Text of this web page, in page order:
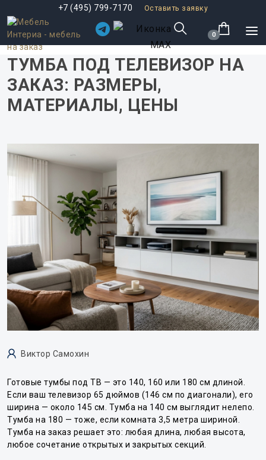
+7 (495) 799-7170 Оставить заявку
0
ТУМБА ПОД ТЕЛЕВИЗОР НА
ЗАКАЗ: РАЗМЕРЫ,
МАТЕРИАЛЫ, ЦЕНЫ
Виктор Самохин
Готовые тумбы под ТВ — это 140, 160 или 180 см длиной.
Если ваш телевизор 65 дюймов (146 см по диагонали), его
ширина — около 145 см. Тумба на 140 см выглядит нелепо.
Тумба на 180 — тоже, если комната 3,5 метра шириной.
Тумба на заказ решает это: любая длина, любая высота,
любое сочетание открытых и закрытых секций.